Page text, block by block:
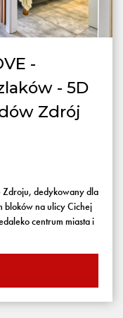
-
- 5D
Zdrój
Zdroju, dedykowany dla
bloków na ulicy Cichej
centrum miasta i